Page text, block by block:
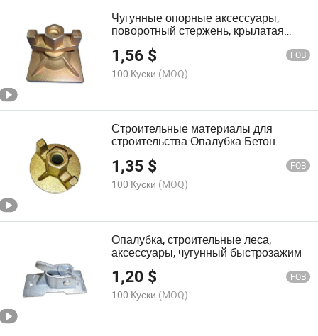
Чугунные опорные аксессуары,
поворотный стержень, крылатая
1,56 $ FOB
100 Куски (MOQ)
Строительные материалы для
строительства Опалубка Бетон
Крыльчатые гайки Пластина
Анкерная гайка
1,35 $ FOB
100 Куски (MOQ)
Опалубка, строительные леса,
аксессуары, чугунный быстрозажим
1,20 $ FOB
100 Куски (MOQ)